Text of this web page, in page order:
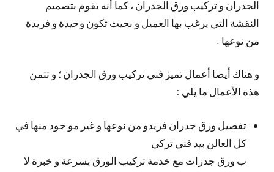
الجدران و تركيب ورق الجدران ، كما أنه يقوم بتصميم
النقشة التي يرغب بها العميل و بحيث تكون وحيدة و فريدة
من نوعها .
و هناك أيضا أعمال تميز فني تركيب ورق الجدران ؛ و تتمن
هذه الأعمال ما يلي :
تفصيل ورق جدران فريدو من نوعها و غير مو جود منها في
كل العالن بيد فني تركي
ب ورق جدرات مع خدمة تركيب الورق بسرعة و خبرة لا